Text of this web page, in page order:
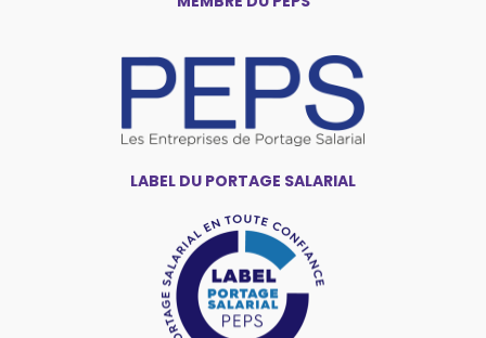
LABEL DU PORTAGE SALARIAL